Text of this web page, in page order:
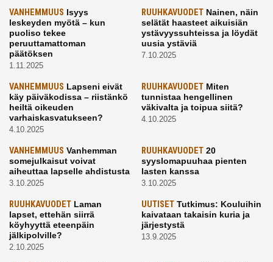
VANHEMMUUS Isyys
leskeyden myötä – kun
puoliso tekee
peruuttamattoman
päätöksen
1.11.2025
RUUHKAVUODETNainen, näin
selätät haasteet aikuisiän
ystävyyssuhteissa ja löydät
uusia ystäviä
7.10.2025
VANHEMMUUS Lapseni eivät
käy päiväkodissa – riistänkö
heiltä oikeuden
varhaiskasvatukseen?
4.10.2025
RUUHKAVUODETMiten
tunnistaa hengellinen
väkivalta ja toipua siitä?
4.10.2025
VANHEMMUUS Vanhemman
somejulkaisut voivat
aiheuttaa lapselle ahdistusta
3.10.2025
RUUHKAVUODET20
syyslomapuuhaa pienten
lasten kanssa
3.10.2025
RUUHKAVUODET Laman
lapset, ettehän siirrä
köyhyyttä eteenpäin
jälkipolville?
2.10.2025
UUTISETTutkimus: Kouluihin
kaivataan takaisin kuria ja
järjestystä
13.9.2025